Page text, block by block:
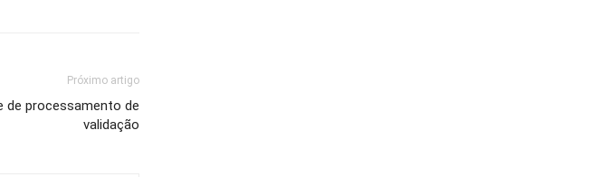
Próximo artigo
de processamento de
validação